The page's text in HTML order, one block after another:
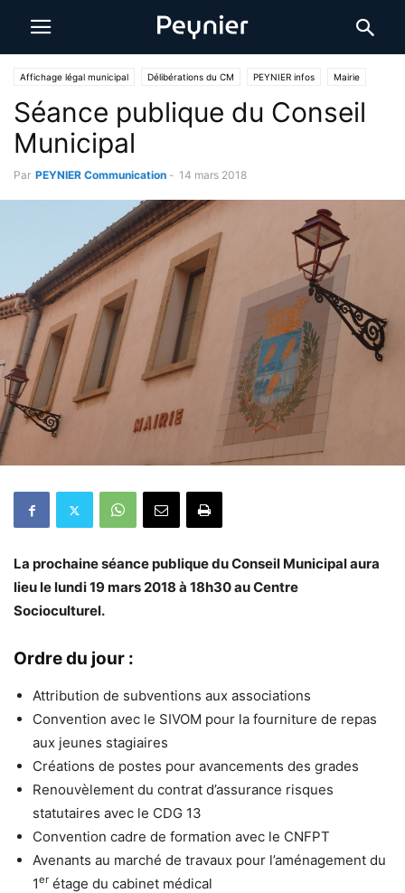
Affichage légal municipal Délibérations du CM PEYNIER infos Mairie
Séance publique du Conseil
Municipal
Par PEYNIER Communication - 14 mars 2018
La prochaine séance publique du Conseil Municipal aura
lieu le lundi 19 mars 2018 à 18h30 au Centre
Socioculturel.
Ordre du jour :
Attribution de subventions aux associations
Convention avec le SIVOM pour la fourniture de repas
aux jeunes stagiaires
Créations de postes pour avancements des grades
Renouvèlement du contrat d’assurance risques
statutaires avec le CDG 13
Convention cadre de formation avec le CNFPT
Avenants au marché de travaux pour l’aménagement du
1er étage du cabinet médical